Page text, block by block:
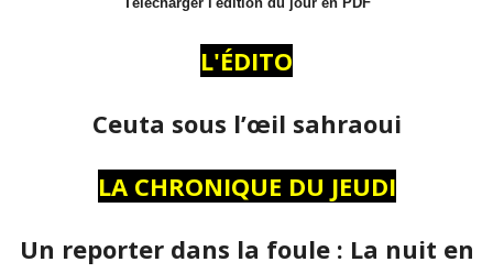
L'ÉDITO
Ceuta sous l’œil sahraoui
LA CHRONIQUE DU JEUDI
Un reporter dans la foule : La nuit en